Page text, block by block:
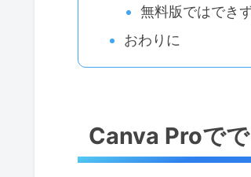
無料版ではでき
おわりに
Canva Proで